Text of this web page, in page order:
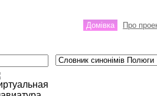
Домівка Про